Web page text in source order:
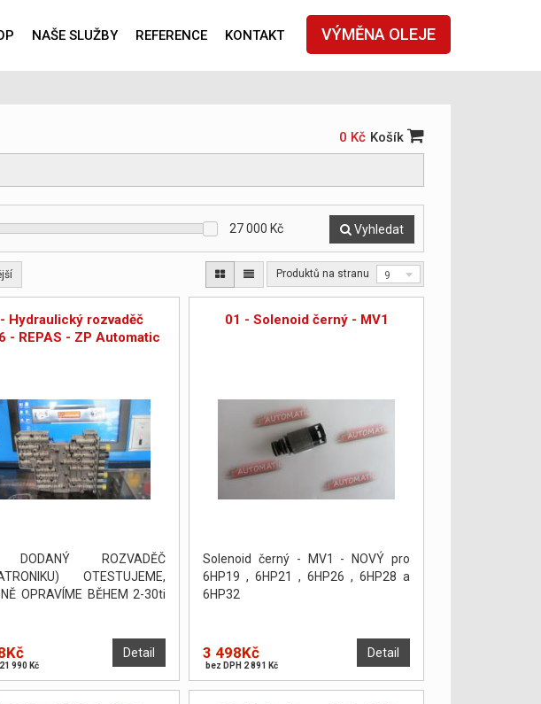
VÝMĚNA OLEJE
NAŠE SLUŽBY REFERENCE KONTAKT
0 Kč Košík
27 000 Kč Vyhledat
Produktů na stranu 9
Hydraulický rozvaděč
- REPAS - ZP Automatic
ROZVADĚČ
OTESTUJEME,
OPRAVÍME BĚHEM 2-30ti
Detail
990 Kč
01 - Solenoid černý - MV1
Solenoid černý - MV1 - NOVÝ pro
6HP19 , 6HP21 , 6HP26 , 6HP28 a
6HP32
Detail
3 498Kč
bez DPH 2 891 Kč